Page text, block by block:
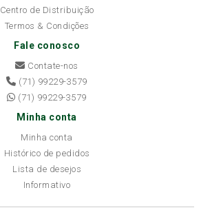
Centro de Distribuição
Termos & Condições
Fale conosco
Contate-nos
(71) 99229-3579
(71) 99229-3579
Minha conta
Minha conta
Histórico de pedidos
Lista de desejos
Informativo